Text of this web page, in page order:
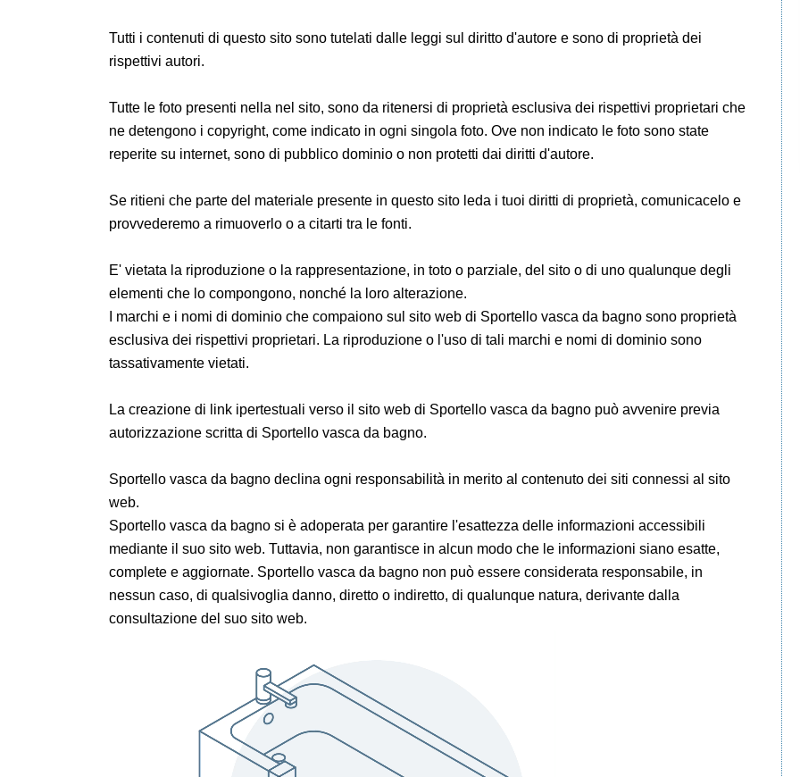
Tutti i contenuti di questo sito sono tutelati dalle leggi sul diritto d'autore e sono di proprietà dei
rispettivi autori.
Tutte le foto presenti nella nel sito, sono da ritenersi di proprietà esclusiva dei rispettivi proprietari che
ne detengono i copyright, come indicato in ogni singola foto. Ove non indicato le foto sono state
reperite su internet, sono di pubblico dominio o non protetti dai diritti d'autore.
Se ritieni che parte del materiale presente in questo sito leda i tuoi diritti di proprietà, comunicacelo e
provvederemo a rimuoverlo o a citarti tra le fonti.
E' vietata la riproduzione o la rappresentazione, in toto o parziale, del sito o di uno qualunque degli
elementi che lo compongono, nonché la loro alterazione.
I marchi e i nomi di dominio che compaiono sul sito web di Sportello vasca da bagno sono proprietà
esclusiva dei rispettivi proprietari. La riproduzione o l'uso di tali marchi e nomi di dominio sono
tassativamente vietati.
La creazione di link ipertestuali verso il sito web di Sportello vasca da bagno può avvenire previa
autorizzazione scritta di Sportello vasca da bagno.
Sportello vasca da bagno declina ogni responsabilità in merito al contenuto dei siti connessi al sito
web.
Sportello vasca da bagno si è adoperata per garantire l'esattezza delle informazioni accessibili
mediante il suo sito web. Tuttavia, non garantisce in alcun modo che le informazioni siano esatte,
complete e aggiornate. Sportello vasca da bagno non può essere considerata responsabile, in
nessun caso, di qualsivoglia danno, diretto o indiretto, di qualunque natura, derivante dalla
consultazione del suo sito web.